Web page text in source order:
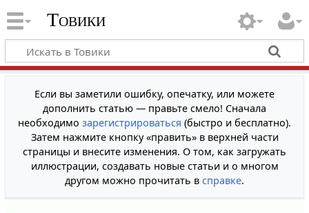
Товики
Если вы заметили ошибку, опечатку, или можете
дополнить статью — правьте смело! Сначала
необходимо зарегистрироваться (быстро и бесплатно).
Затем нажмите кнопку «править» в верхней части
страницы и внесите изменения. О том, как загружать
иллюстрации, создавать новые статьи и о многом
другом можно прочитать в справке.